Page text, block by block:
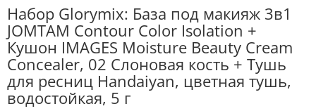
Набор Glorymix: База под макияж 3в1
JOMTAM Contour Color Isolation +
Кушон IMAGES Moisture Beauty Cream
Concealer, 02 Слоновая кость + Тушь
для ресниц Handaiyan, цветная тушь,
водостойкая, 5 г